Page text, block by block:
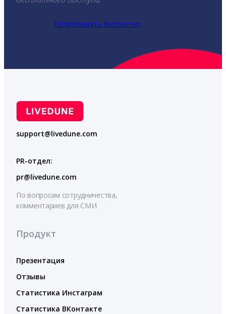
Попробовать бесплатно
support@livedune.com
PR-отдел:
pr@livedune.com
По вопросам сотрудничества,
комментариев для СМИ
Продукт
Презентация
Отзывы
Статистика Инстаграм
Статистика ВКонтакте